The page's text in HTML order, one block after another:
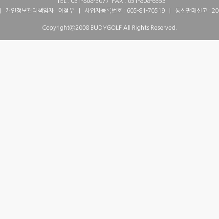
개인정보관리책임자 : 이철우 | 사업자등록번호 : 605-81-70519 | 통신판매신고 :
Copyrightⓒ2008 BUDYGOLF All Rights Reserved.